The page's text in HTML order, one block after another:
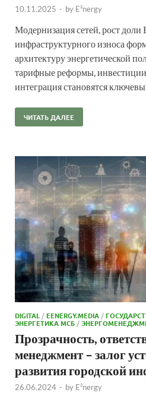
10.11.2025 - by E²nergy
Модернизация сетей, рост
инфраструктурного износа
архитектуру энергетической
тарифные реформы,
интеграция становятся
ЧИТАТЬ ДАЛЕЕ
DIGITAL /EENERGY.MEDIA /
ЭНЕРГЕТИКА МСБ /
Прозрачность,
менеджмент – залог
развития городской
26.06.2024 - by E²nergy